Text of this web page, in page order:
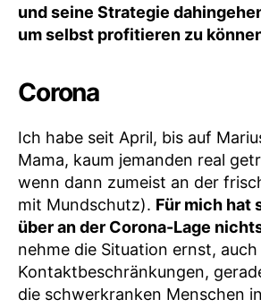
und seine Strategie
um selbst profitieren zu
Corona
Ich habe seit April, bis auf
Mama, kaum jemanden real
wenn dann zumeist an der
mit Mundschutz). Für mich hat
über an der Corona-Lage
nehme die Situation ernst,
Kontaktbeschränkungen,
die schwerkranken Menschen